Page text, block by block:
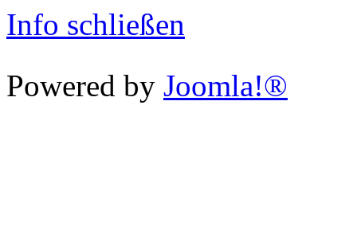
Info schließen
Powered by Joomla!®